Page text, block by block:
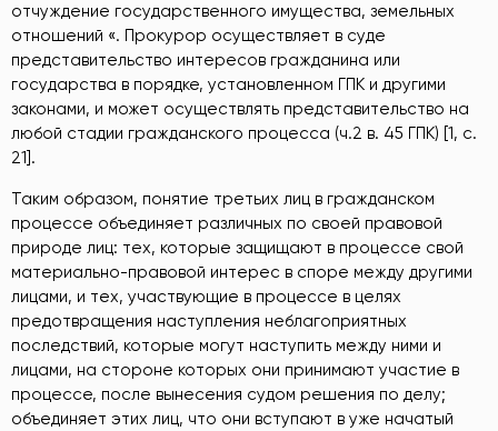
отчуждение государственного имущества, земельных
отношений «. Прокурор осуществляет в суде
представительство интересов гражданина или
государства в порядке, установленном ГПК и другими
законами, и может осуществлять представительство на
любой стадии гражданского процесса (ч.2 в. 45 ГПК) [1, c.
21].
Таким образом, понятие третьих лиц в гражданском
процессе объединяет различных по своей правовой
природе лиц: тех, которые защищают в процессе свой
материально-правовой интерес в споре между другими
лицами, и тех, участвующие в процессе в целях
предотвращения наступления неблагоприятных
последствий, которые могут наступить между ними и
лицами, на стороне которых они принимают участие в
процессе, после вынесения судом решения по делу;
объединяет этих лиц, что они вступают в уже начатый